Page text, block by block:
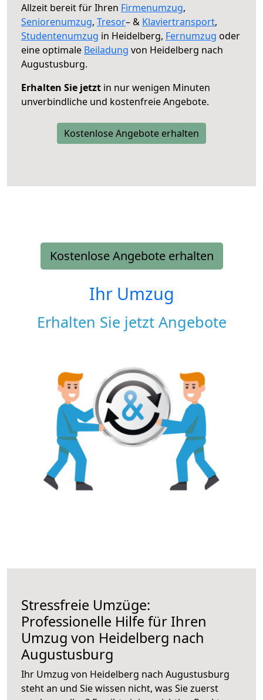
Allzeit bereit für Ihren Firmenumzug,
Seniorenumzug, Tresor– & Klaviertransport,
Studentenumzug in Heidelberg, Fernumzug oder
eine optimale Beiladung von Heidelberg nach
Augustusburg.
Erhalten Sie jetzt in nur wenigen Minuten
unverbindliche und kostenfreie Angebote.
Kostenlose Angebote erhalten
Kostenlose Angebote erhalten
Ihr Umzug
Erhalten Sie jetzt Angebote
Stressfreie Umzüge:
Professionelle Hilfe für Ihren
Umzug von Heidelberg nach
Augustusburg
Ihr Umzug von Heidelberg nach Augustusburg
steht an und Sie wissen nicht, was Sie zuerst